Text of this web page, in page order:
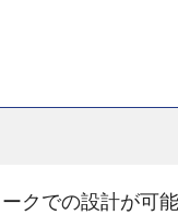
クでの設計が可能